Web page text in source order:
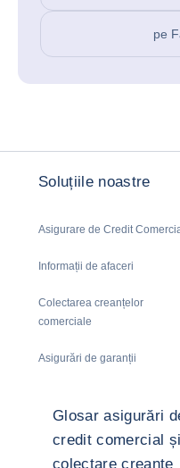
pe
Soluțiile noastre
Asigurare de Credit
Informații de afaceri
Colectarea creanțelor
comerciale
Asigurări de garanții
Glosar asigurări
credit comercial și
colectare creanțe